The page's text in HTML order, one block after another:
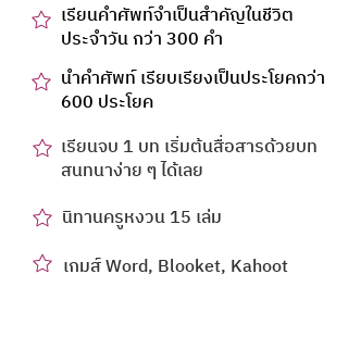
เรียนคำศัพท์จำเป็นสำคัญในชีวิต
ประจำวัน กว่า 300 คำ
นำคำศัพท์ เรียบเรียงเป็นประโยคกว่า
600 ประโยค
เรียนจบ 1 บท เริ่มต้นสื่อสารด้วยบท
สนทนาง่าย ๆ ได้เลย
นิทานครูหงวน 15 เล่ม
เกมส์ Word, Blooket, Kahoot